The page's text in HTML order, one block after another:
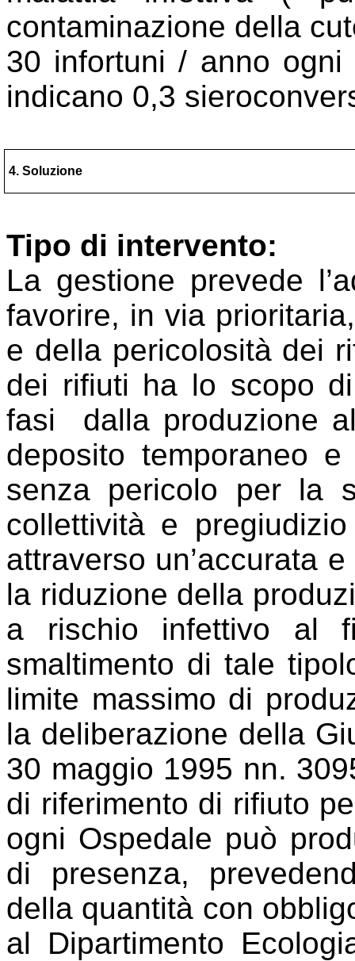
contaminazione della
30 infortuni / anno
indicano 0,3
4. Soluzione
Tipo di intervento:
La gestione prevede
favorire, in via
e della pericolosità dei
dei rifiuti ha lo scopo
fasi
dalla produzione
deposito temporaneo
senza pericolo per la
collettività e
attraverso un’accurata
la riduzione della
a rischio infettivo al
smaltimento di tale
limite massimo di
la deliberazione della
30 maggio 1995 nn.
di riferimento di rifiuto
ogni Ospedale può
di presenza,
della quantità con
al Dipartimento